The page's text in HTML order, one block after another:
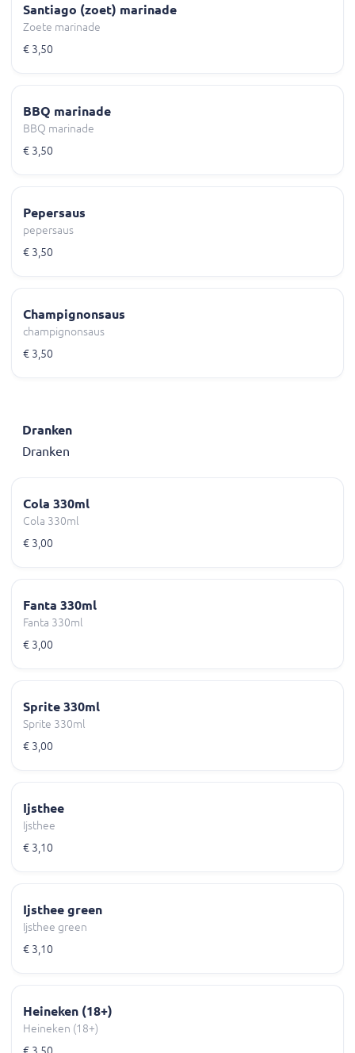
Santiago (zoet) marinade
Zoete marinade
€ 3,50
BBQ marinade
BBQ marinade
€ 3,50
Pepersaus
pepersaus
€ 3,50
Champignonsaus
champignonsaus
€ 3,50
Dranken
Dranken
Cola 330ml
Cola 330ml
€ 3,00
Fanta 330ml
Fanta 330ml
€ 3,00
Sprite 330ml
Sprite 330ml
€ 3,00
Ijsthee
Ijsthee
€ 3,10
Ijsthee green
Ijsthee green
€ 3,10
Heineken (18+)
Heineken (18+)
€ 3,50